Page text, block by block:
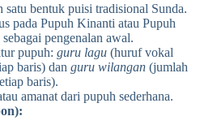
satu bentuk puisi tradisional Sunda.
pada Pupuh Kinanti atau Pupuh
pengenalan awal.
pupuh: guru lagu (huruf vokal
baris) dan guru wilangan (jumlah
baris).
amanat dari pupuh sederhana.